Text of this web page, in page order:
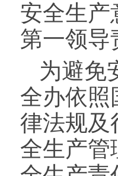
安全生产
第一领导
为避免
全办依照
律法规及
全生产管